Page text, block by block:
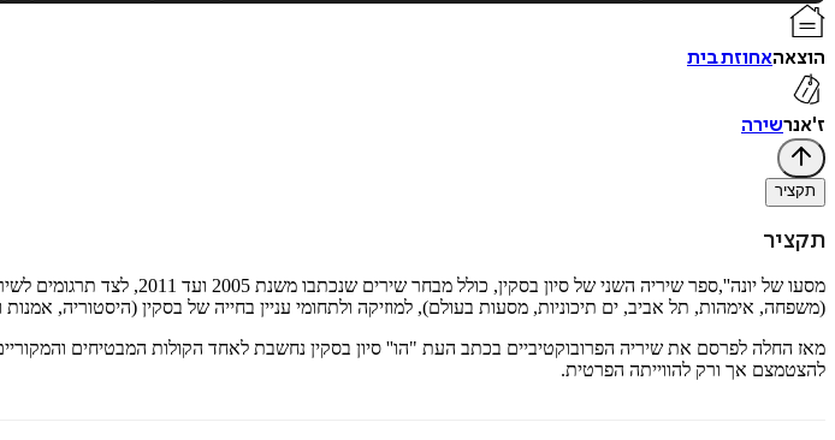
הוצאהאחוזת בית
ז'אנרשירה
תקציר
תקציר
מסעו של יונה'',
ספר שיריה השני של סיון
(משפחה, אימהות, תל אביב, ים תיכוניות, מסעות בעולם), למוזיקה ולתחומי עניין בחייה של בסקין (היסטוריה, אמנות
מאז החלה לפרסם את שיריה הפרובוקטיביים בכתב העת "הו'' סיון בסקין נחשבת לאחד הקולות המבטיחים
להצטמצם אך ורק להווייתה הפרטית.